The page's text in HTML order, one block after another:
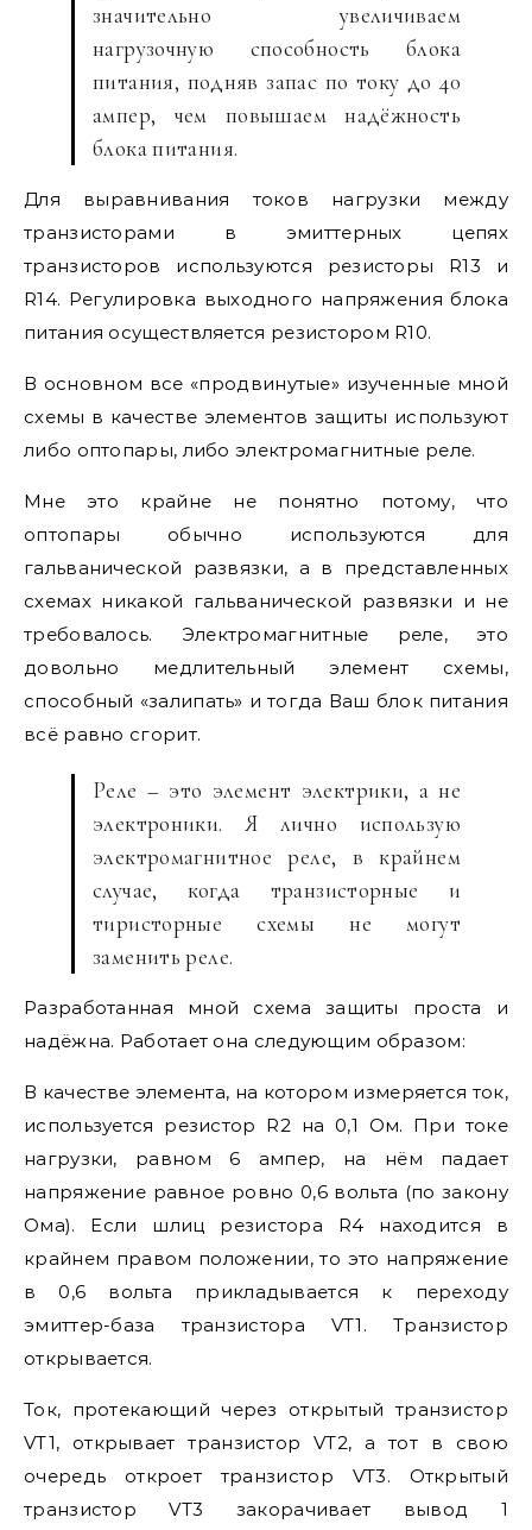
значительно увеличиваем
нагрузочную способность блока
питания, подняв запас по току до 40
ампер, чем повышаем надёжность
блока питания.
Для выравнивания токов нагрузки между
транзисторами в эмиттерных цепях
транзисторов используются резисторы R13 и
R14. Регулировка выходного напряжения блока
питания осуществляется резистором R10.
В основном все «продвинутые» изученные мной
схемы в качестве элементов защиты используют
либо оптопары, либо электромагнитные реле.
Мне это крайне не понятно потому, что
оптопары обычно используются для
гальванической развязки, а в представленных
схемах никакой гальванической развязки и не
требовалось. Электромагнитные реле, это
довольно медлительный элемент схемы,
способный «залипать» и тогда Ваш блок питания
всё равно сгорит.
Реле – это элемент электрики, а не
электроники. Я лично использую
электромагнитное реле, в крайнем
случае, когда транзисторные и
тиристорные схемы не могут
заменить реле.
Разработанная мной схема защиты проста и
надёжна. Работает она следующим образом:
В качестве элемента, на котором измеряется ток,
используется резистор R2 на 0,1 Ом. При токе
нагрузки, равном 6 ампер, на нём падает
напряжение равное ровно 0,6 вольта (по закону
Ома). Если шлиц резистора R4 находится в
крайнем правом положении, то это напряжение
в 0,6 вольта прикладывается к переходу
эмиттер-база транзистора VT1. Транзистор
открывается.
Ток, протекающий через открытый транзистор
VT1, открывает транзистор VT2, а тот в свою
очередь откроет транзистор VT3. Открытый
транзистор VT3 закорачивает вывод 1